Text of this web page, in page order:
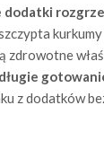
dodatki
zdrowotne
z dodatków